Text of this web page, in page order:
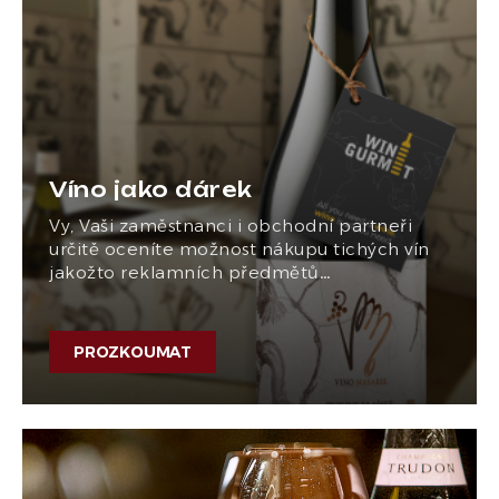
Víno jako dárek
Vy, Vaši zaměstnanci i obchodní partneři
určitě oceníte možnost nákupu tichých vín
jakožto reklamních předmětů…
PROZKOUMAT